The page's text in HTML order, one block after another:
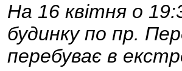
На 16 квітня о
будинку по пр.
перебуває в